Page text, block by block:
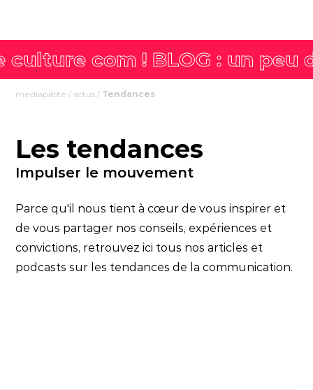
mediapilote / actus / Tendances
Les tendances
Impulser le mouvement
Parce qu'il nous tient à cœur de vous inspirer et
de vous partager nos conseils, expériences et
convictions, retrouvez ici tous nos articles et
podcasts sur les tendances de la communication.